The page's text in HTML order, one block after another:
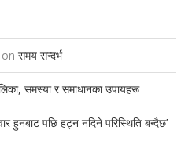
on समय सन्दर्भ
समस्या र समाधानका उपायहरू
हुनबाट पछि हट्न नदिने परिस्थिति बन्दैछ’